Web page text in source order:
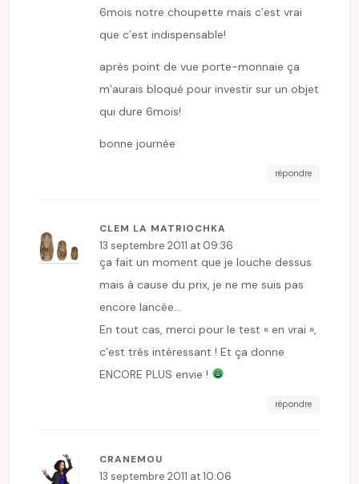
6mois notre choupette mais c’est vrai
que c’est indispensable!
après point de vue porte-monnaie ça
m’aurais bloqué pour investir sur un objet
qui dure 6mois!
bonne journée
répondre
CLEM LA MATRIOCHKA
13 septembre 2011 at 09:36
ça fait un moment que je louche dessus
mais à cause du prix, je ne me suis pas
encore lancée…
En tout cas, merci pour le test « en vrai »,
c’est très intéressant ! Et ça donne
ENCORE PLUS envie !
répondre
CRANEMOU
13 septembre 2011 at 10:06